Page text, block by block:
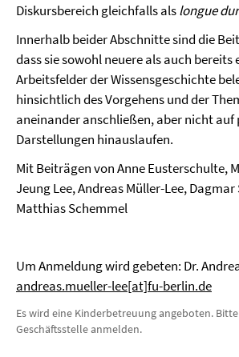
Diskursbereich gleichfalls alslongue
Innerhalb beider Abschnitte sind die
dass sie sowohl neuere als auch
Arbeitsfelder der Wissensgeschichte
hinsichtlich des Vorgehens und der
aneinander anschließen, aber nicht auf
Darstellungen hinauslaufen.
Mit Beiträgen von Anne Eusterschulte,
Jeung Lee, Andreas Müller-Lee,
Matthias Schemmel
Um Anmeldung wird gebeten: Dr.
andreas.mueller-lee[at]fu-berlin.de
Es wird eine Kinderbetreuung angeboten.
Geschäftsstelle anmelden.